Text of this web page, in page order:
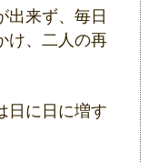
出来ず、毎日
け、二人の再
日に日に増す